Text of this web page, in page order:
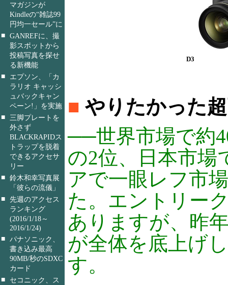
マガジンが
Kindleの“雑誌99
円均一セール”に
■ GANREFに、撮
影スポットから
投稿写真を探せ
る新機能
■
エプソン、「カ
ラリオ キャッシ
ュバックキャン
ペーン!」を実施
■ 三脚プレートを
外さず
BLACKRAPIDス
トラップを脱着
できるアクセサ
リー
■ 鈴木和幸写真展
「彼らの流儀」
■ 先週のアクセス
ランキング
(2016/1/18～
2016/1/24)
■ パナソニック、
書き込み最高
90MB/秒のSDXC
カード
■
セコニック、ス
D3
■ やりたかった
──世界市場で約
の2位、日本市場
アで一眼レフ市
た。エントリー
ありますが、昨
が全体を底上げ
す。